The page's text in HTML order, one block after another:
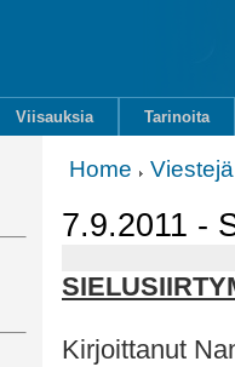
Viisauksia Tarinoita
Home Viestejä
7.9.2011 -
Kirjoittanut